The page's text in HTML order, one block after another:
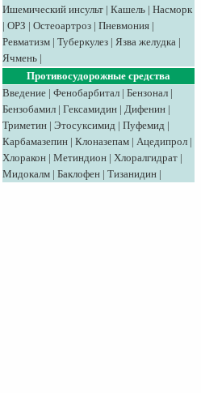
Ишемический инсульт | Кашель | Насморк
| ОРЗ | Остеоартроз | Пневмония |
Ревматизм | Туберкулез | Язва желудка |
Ячмень |
Противосудорожные средства
Введение | Фенобарбитал | Бензонал |
Бензобамил | Гексамидин | Дифенин |
Триметин | Этосуксимид | Пуфемид |
Карбамазепин | Клоназепам | Ацедипрол |
Хлоракон | Метиндион | Хлоралгидрат |
Мидокалм | Баклофен | Тизанидин |